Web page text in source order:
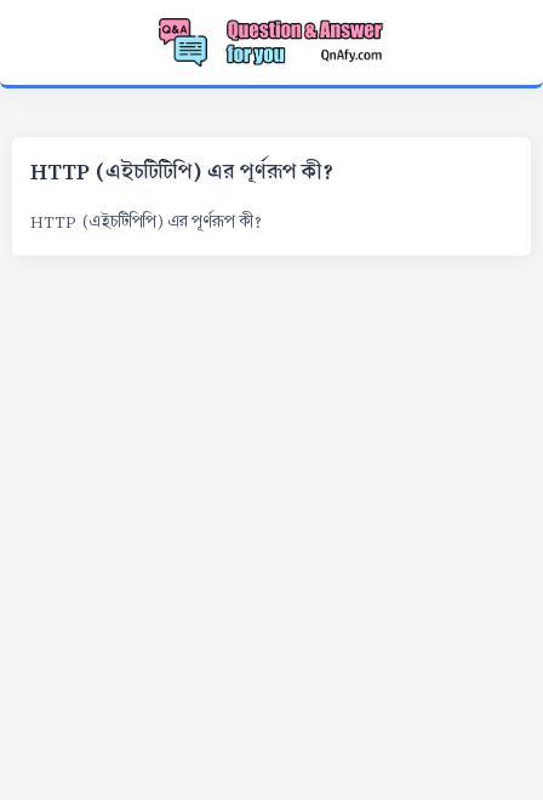
HTTP (এইচটিটিপি) এর পূর্ণরূপ কী?
HTTP (এইচটিপিপি) এর পূর্ণরূপ কী?